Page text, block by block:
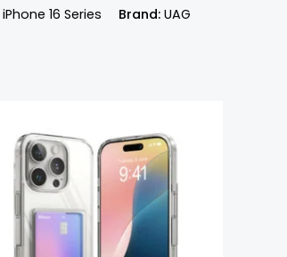
iPhone 16 Series Brand: UAG